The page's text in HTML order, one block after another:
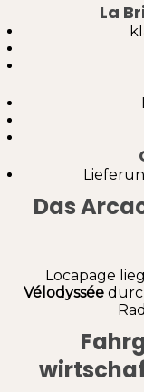
La
Das
Locapage
Vélodyssée